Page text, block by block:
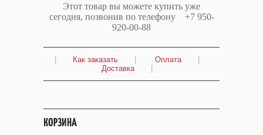
Этот товар вы можете купить уже
сегодня, позвонив по телефону +7 950-
920-00-88
Как заказать Оплата
Доставка
КОРЗИНА